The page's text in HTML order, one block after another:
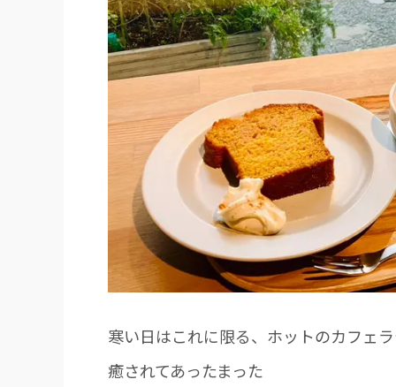
寒い日はこれに限る、ホットのカフェ
癒されてあったまった